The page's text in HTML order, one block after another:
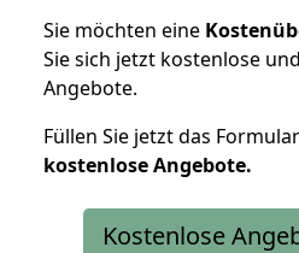
Sie möchten eine
Sie sich jetzt kostenlose
Angebote.
Füllen Sie jetzt das
kostenloseAngebote.
Kostenlose